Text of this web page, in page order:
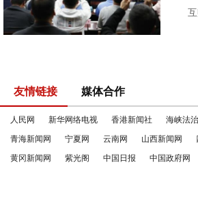
友情链接 媒体合作
人民网 新华网络电视 香港新闻社 海峡法
青海新闻网
宁夏网 云南网 山西新闻网
黄冈新闻网
紫光阁 中国日报 中国政府网